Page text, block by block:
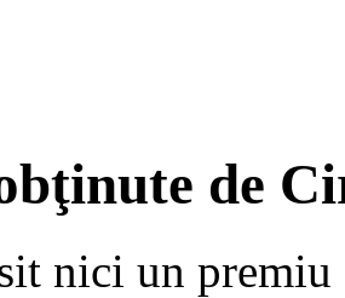
de
nici un premiu